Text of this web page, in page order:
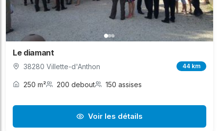
Le diamant
38280 Villette-d'Anthon 44 km
250 m² 200 debout 150 assises
Voir les détails